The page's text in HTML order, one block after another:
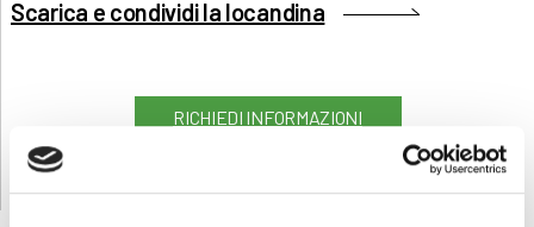
Scarica e condividi la locandina
RICHIEDI INFORMAZIONI